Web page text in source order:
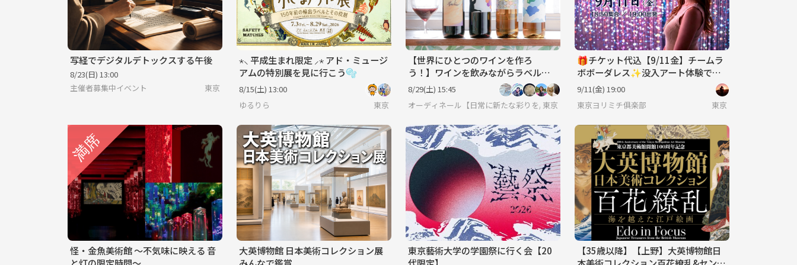
写経でデジタルデトックスする午後
8/23(日) 13:00
主催者募集中イベント
東京
⋆⸜ 平成生まれ限定 ⸝⋆ アド・ミュージ
アムの特別展を見に行こう🫧
8/15(土) 13:00
ゆるりら
東京
【世界にひとつのワインを作ろ
う！】ワインを飲みながらラベルデ
ザインをする会🍷🎨
8/29(土) 15:45
オーディネール【日常に新たな彩りを/20代後半〜30代中心(40代少々)の集い】
東京
🎁チケット代込【9/11金】チームラ
ボボーダレス✨没入アート体験で心
癒されるヨリミチ｜1人参加歓迎
9/11(金) 19:00
東京ヨリミチ俱楽部
東京
怪・金魚美術館 ～不気味に映える 音
大英博物館 日本美術コレクション展
東京藝術大学の学園祭に行く会【20
【35歳以降】【上野】大英博物館日